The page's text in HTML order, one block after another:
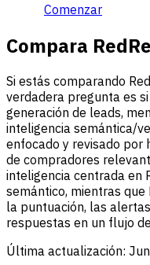
Comenzar
Compara
Si estás comparando
verdadera pregunta es
generación de leads,
inteligencia semántica/
enfocado y revisado por
de compradores
inteligencia centrada en
semántico, mientras
la puntuación, las
respuestas en un flujo
Última actualización: